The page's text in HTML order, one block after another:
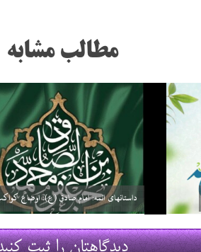
مطالب مشابه
داستان های ائمه: امام صادق (ع): گره گشائی
29 اسفند 03